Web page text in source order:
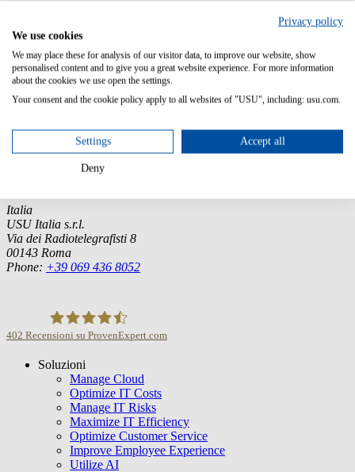
2026
(Germany)
900
EUR
Booking
Spitalhof
71696 Möglingen
Italia
USU Italia s.r.l.
Via dei Radiotelegrafisti 8
00143 Roma
Phone: +39 069 436 8052
USU GmbH
402 Recensioni su ProvenExpert.com
Soluzioni
Manage Cloud
Optimize IT Costs
Manage IT Risks
Maximize IT Efficiency
Optimize Customer Service
Improve Employee Experience
Utilize AI
Privacy policy
We use cookies
We may place these for analysis of our visitor data, to improve our website, show
personalised content and to give you a great website experience. For more information
about the cookies we use open the settings.
Your consent and the cookie policy apply to all websites of "USU", including: usu.com.
Settings Accept all
Deny